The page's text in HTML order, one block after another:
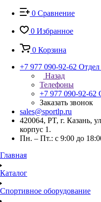
0 Сравнение
0 Избранное
0 Корзина
+7 977 090-92-62
Назад
Телефоны
+7 977 090-92-62
Заказать звонок
sales@sportlp.ru
420064, PT, г. Казань,
корпус 1.
Пн. – Пт.: с 9:00 до
Главная
Каталог
Спортивное оборудование